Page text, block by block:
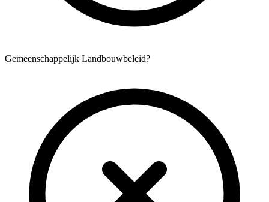
Gemeenschappelijk Landbouwbeleid?